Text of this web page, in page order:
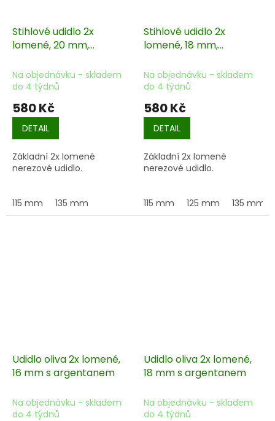
Stihlové udidlo 2x
lomené, 20 mm,
Na objednávku - skladem
do 4 týdnů
580 Kč
DETAIL
Základní 2x lomené
nerezové udidlo.
115 mm 135 mm
Stihlové udidlo 2x
lomené, 18 mm,
Na objednávku - skladem
do 4 týdnů
580 Kč
DETAIL
Základní 2x lomené
nerezové udidlo.
115 mm 125 mm 135 mm
Udidlo oliva 2x lomené,
16 mm s argentanem
Na objednávku - skladem
do 4 týdnů
Udidlo oliva 2x lomené,
18 mm s argentanem
Na objednávku - skladem
do 4 týdnů